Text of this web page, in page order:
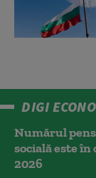
DIGI
Numărul
socială este
2026